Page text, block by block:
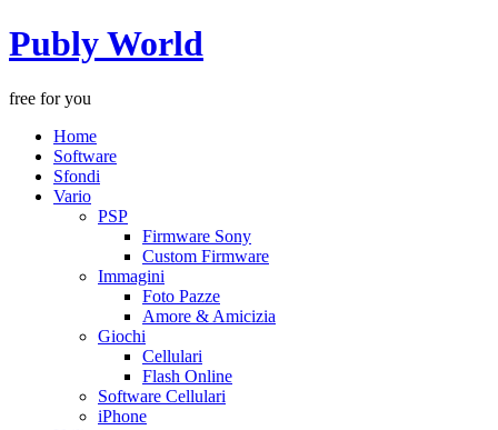
Publy World
free for you
Home
Software
Sfondi
Vario
PSP
Firmware Sony
Custom Firmware
Immagini
Foto Pazze
Amore & Amicizia
Giochi
Cellulari
Flash Online
Software Cellulari
iPhone